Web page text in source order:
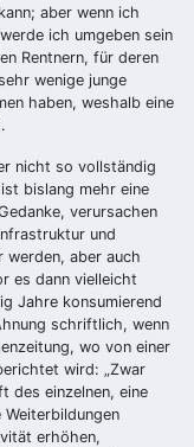
aber wenn ich
ich umgeben sein
Rentnern, für deren
wenige junge
haben, weshalb eine
nicht so vollständig
bislang mehr eine
verursachen
und
werden, aber auch
es dann vielleicht
Jahre konsumierend
schriftlich, wenn
wo von einer
wird: „Zwar
des einzelnen, eine
erhöhen,